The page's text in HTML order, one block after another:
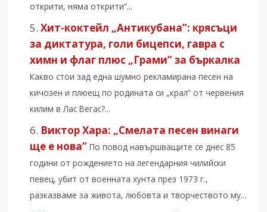
открити, няма открити“...
Хит-коктейл „Антикубана”: крясъци
за диктатура, голи бицепси, гавра с
химн и флаг плюс „Грами” за бъркалка
Какво стои зад една шумно рекламирана песен на
кичозен и плюещ по родината си „крал” от червения
килим в Лас Вегас?...
Виктор Хара: „Смелата песен винаги
ще е нова” По повод навършващите се днес 85
години от рождението на легендарния чилийски
певец, убит от военната хунта през 1973 г.,
разказваме за живота, любовта и творчеството му...